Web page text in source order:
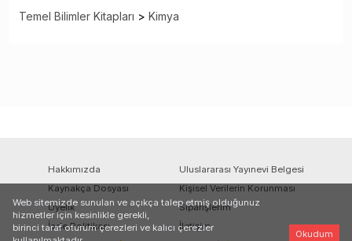
Temel Bilimler Kitapları > Kimya
Hakkımızda
Uluslararası Yayınevi Belgesi
Kaynakça Dosyası
Kişisel Verilerin Korunması
Üyelik
Siparişlerim
İade Politikası
İletişim
Web sitemizde sunulan ve açıkça talep etmiş olduğunuz
hizmetler için kesinlikle gerekli,
birinci taraf oturum çerezleri ve kalıcı çerezler
Okudum